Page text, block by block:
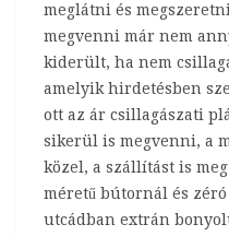
meglátni és
megvenni már nem
kiderült, ha nem
amelyik hirdetésben
ott az ár csillagászati
sikerül is megvenni, a
közel, a szállítást is
méretű bútornál és
utcádban extrán